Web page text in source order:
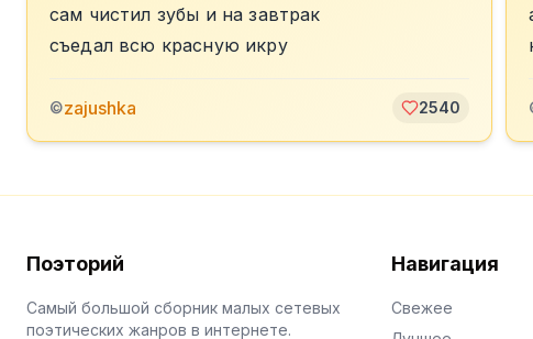
сам чистил зубы и на завтрак
съедал всю красную икру
©zajushka 2540
Поэторий
Самый большой сборник малых сетевых
поэтических жанров в интернете.
Навигация
Свежее